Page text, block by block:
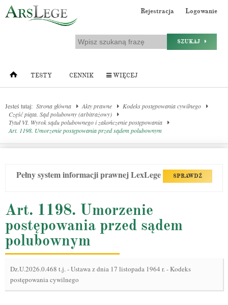
Rejestracja Logowanie
SZUKAJ
TESTY CENNIK WIĘCEJ
Jesteś tutaj: Strona główna Akty prawne
Kodeks postępowania cywilnego
Część piąta. Sąd polubowny (arbitrażowy)
Tytuł VI. Wyrok sądu polubownego i zakończenie postępowania
Art. 1198. Umorzenie postępowania przed sądem polubownym
Pełny system informacji prawnej LexLege SPRAWDŹ
Art. 1198. Umorzenie
postępowania przed sądem
polubownym
Dz.U.2026.0.468 t.j.-Ustawa z dnia 17 listopada 1964 r. - Kodeks
postępowania cywilnego